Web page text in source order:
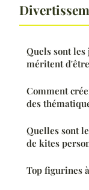
Quels sont les
méritent
Comment
des
Quelles sont
de kites
Top figurines